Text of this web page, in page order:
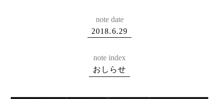
note date
2018.6.29
note index
おしらせ